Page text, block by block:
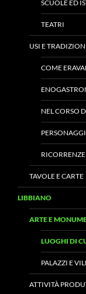
SCUOLE ED
TEATRI
USI E
COME
NEL CORSO
PERSONAGGI
RICORRENZE
TAVOLE E CARTE
LIBBIANO
ARTE E
LUOGHI DI
PALAZZI E
ATTIVITÀ